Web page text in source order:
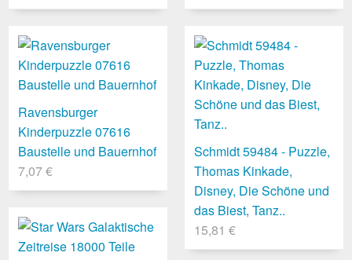
Ravensburger
Kinderpuzzle 07616
Baustelle und Bauernhof
7,07 €
Schmidt 59484 - Puzzle,
Thomas Kinkade,
Disney, Die Schöne und
das Biest, Tanz..
15,81 €